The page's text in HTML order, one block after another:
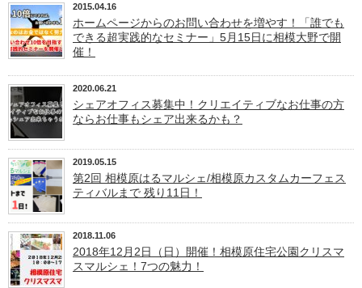
2015.04.16
ホームページからのお問い合わせを増やす！「誰でも
できる超実践的なセミナー」5月15日に相模大野で開
催！
2020.06.21
シェアオフィス募集中！クリエイティブなお仕事の方
ならお仕事もシェア出来るかも？
2019.05.15
第2回 相模原はるマルシェ/相模原カスタムカーフェス
ティバルまで 残り11日！
2018.11.06
2018年12月2日（日）開催！相模原住宅公園クリスマ
スマルシェ！7つの魅力！